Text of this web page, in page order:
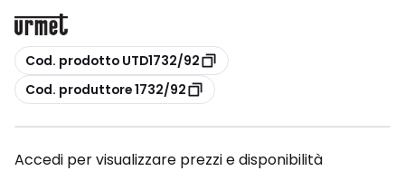
copia
Cod. prodotto UTD1732/92
copia
Cod. produttore 1732/92
Accedi per visualizzare prezzi e disponibilità